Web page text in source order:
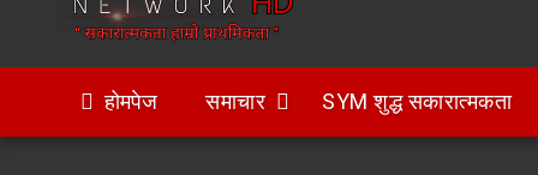
होमपेज समाचार SYM शुद्ध सकारात्मकता